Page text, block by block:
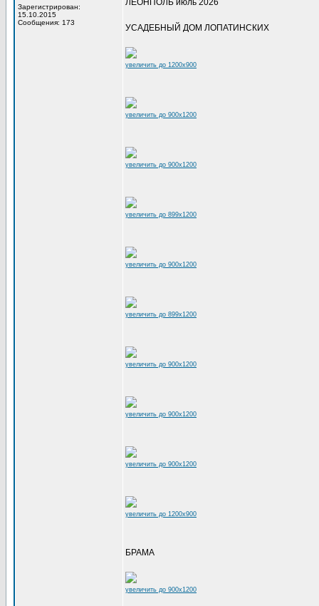
Зарегистрирован:
15.10.2015
Сообщения: 173
ЛЕОНПОЛЬ июль 2026
УСАДЕБНЫЙ ДОМ ЛОПАТИНСКИХ
увеличить до 1200x900
увеличить до 900x1200
увеличить до 900x1200
увеличить до 899x1200
увеличить до 900x1200
увеличить до 899x1200
увеличить до 900x1200
увеличить до 900x1200
увеличить до 900x1200
увеличить до 1200x900
БРАМА
увеличить до 900x1200